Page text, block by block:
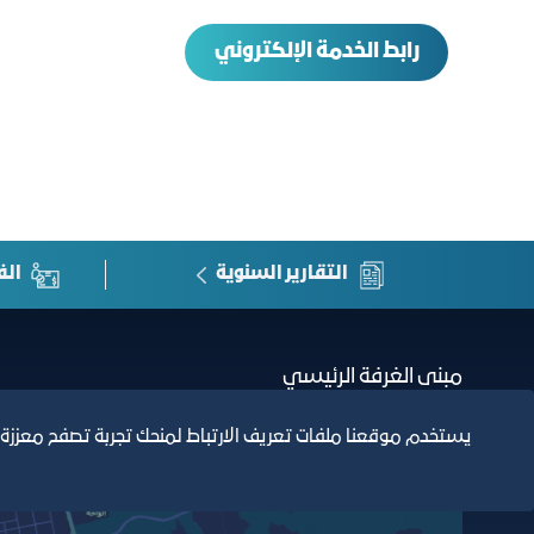
رابط الخدمة الإلكتروني
التقارير السنوية
مبنى الغرفة الرئيسي
يستخدم موقعنا ملفات تعريف الارتباط لمنحك تجربة تصفح